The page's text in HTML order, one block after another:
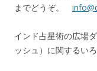
までどうぞ。
インド占星術の広場
ッシュ）に関するい